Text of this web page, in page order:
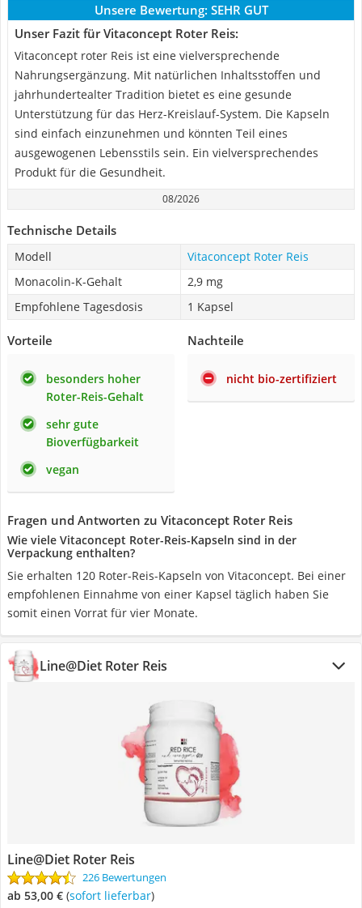
Unsere Bewertung: SEHR GUT
Unser Fazit für Vitaconcept Roter Reis:
Vitaconcept roter Reis ist eine vielversprechende
Nahrungsergänzung. Mit natürlichen Inhaltsstoffen und
jahrhundertealter Tradition bietet es eine gesunde
Unterstützung für das Herz-Kreislauf-System. Die Kapseln
sind einfach einzunehmen und könnten Teil eines
ausgewogenen Lebensstils sein. Ein vielversprechendes
Produkt für die Gesundheit.
08/2026
Technische Details
Modell
Vitaconcept Roter Reis
Monacolin-K-Gehalt
2,9 mg
Empfohlene Tagesdosis
1 Kapsel
Vorteile
besonders hoher
Roter-Reis-Gehalt
sehr gute
Bioverfügbarkeit
vegan
Nachteile
nicht bio-zertifiziert
Fragen und Antworten zu Vitaconcept Roter Reis
Wie viele Vitaconcept Roter-Reis-Kapseln sind in der
Verpackung enthalten?
Sie erhalten 120 Roter-Reis-Kapseln von Vitaconcept. Bei einer
empfohlenen Einnahme von einer Kapsel täglich haben Sie
somit einen Vorrat für vier Monate.
Line@Diet Roter Reis
Line@Diet Roter Reis
226 Bewertungen
ab 53,00 € ( Sofort lieferbar)